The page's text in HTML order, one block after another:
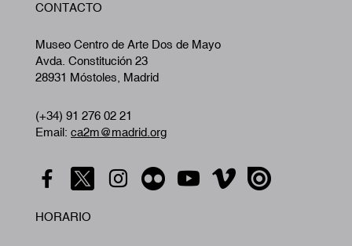
CONTACTO
Museo Centro de Arte Dos de Mayo
Avda. Constitución 23
28931 Móstoles, Madrid
(+34) 91 276 02 21
Email: ca2m@madrid.org
HORARIO